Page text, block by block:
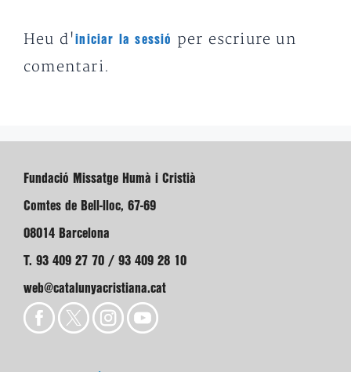
Heu d'iniciar la sessió
per escriure un
comentari.
Fundació Missatge Humà i Cristià
Comtes de Bell-lloc, 67-69
08014 Barcelona
T. 93 409 27 70 / 93 409 28 10
web@catalunyacristiana.cat